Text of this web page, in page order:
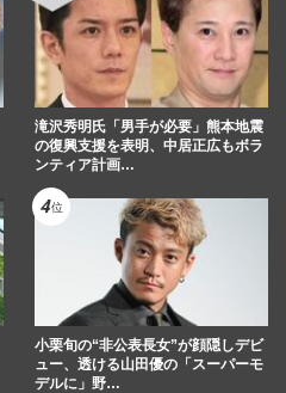
滝沢秀明氏「男手が必要」熊本地震
の復興支援を表明、中居正広もボラ
ンティア計画…
小栗旬の“非公表長女”が顔隠しデビ
ュー、透ける山田優の「スーパーモ
デルに」野…